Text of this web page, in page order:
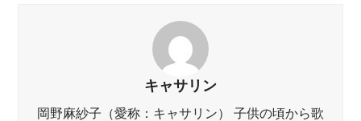
キャサリン
岡野麻紗子（愛称：キャサリン） 子供の頃から歌